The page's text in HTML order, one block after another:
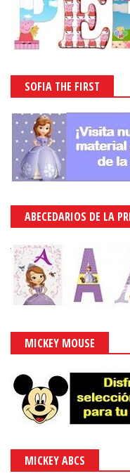
SOFIA THE FIRST
ABECEDARIOS DE LA
MICKEY MOUSE
MICKEY ABCS